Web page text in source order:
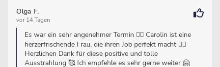
Olga F.
vor 14 Tagen
Es war ein sehr angenehmer Termin 👍🏻 Carolin ist eine
herzerfrischende Frau, die ihren Job perfekt macht 👌🏼
Herzlichen Dank für diese positive und tolle
Ausstrahlung 🥰 Ich empfehle es sehr gerne weiter 🤗